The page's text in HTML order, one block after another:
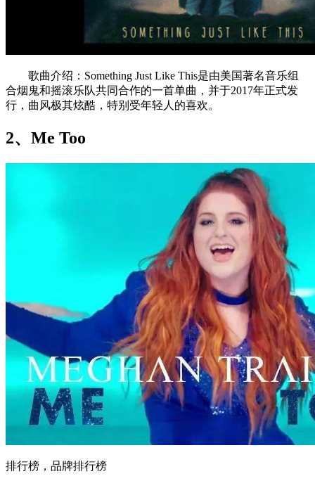
歌曲介绍：Something Just Like This是由美国著名音乐组
合烟鬼和摇滚乐队共同合作的一首单曲，并于2017年正式发
行，曲风极其炫酷，特别受年轻人的喜欢。
2、Me Too
排行榜，品牌排行榜